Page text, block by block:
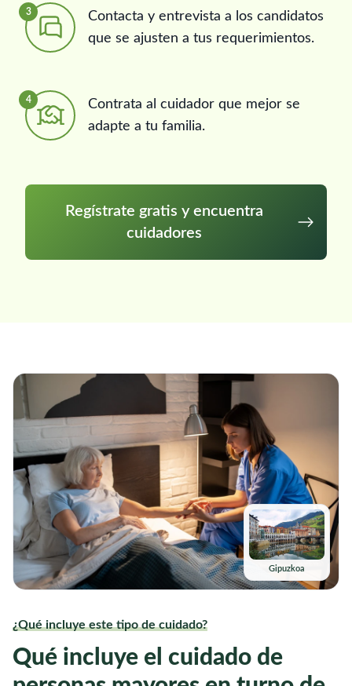
3
Contacta y entrevista a los candidatos
que se ajusten a tus requerimientos.
4
Contrata al cuidador que mejor se
adapte a tu familia.
Regístrate gratis y encuentra
cuidadores
Gipuzkoa
¿Qué incluye este tipo de cuidado?
Qué incluye el cuidado de